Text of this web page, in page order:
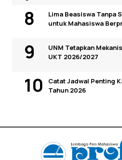
Lima Beasiswa Tanpa
untuk Mahasiswa
UNM Tetapkan
UKT 2026/2027
Catat Jadwal Penting
Tahun 2026